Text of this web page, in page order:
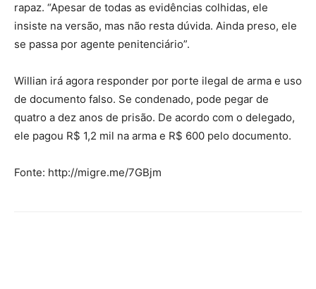
rapaz. “Apesar de todas as evidências colhidas, ele
insiste na versão, mas não resta dúvida. Ainda preso, ele
se passa por agente penitenciário”.
Willian irá agora responder por porte ilegal de arma e uso
de documento falso. Se condenado, pode pegar de
quatro a dez anos de prisão. De acordo com o delegado,
ele pagou R$ 1,2 mil na arma e R$ 600 pelo documento.
Fonte: http://migre.me/7GBjm